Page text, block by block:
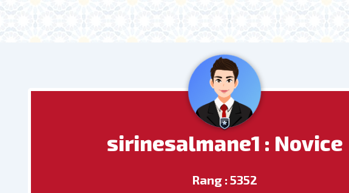
sirinesalmane1 : Novice
Rang : 5352